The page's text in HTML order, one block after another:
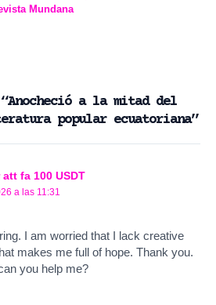
Mundana
a la mitad del
popular ecuatoriana”
fa 100 USDT
a las 11:31
I am worried that I lack creative
makes me full of hope. Thank you.
you help me?